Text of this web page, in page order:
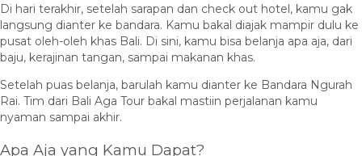
Di hari terakhir, setelah sarapan dan check out hotel, kamu gak
langsung dianter ke bandara. Kamu bakal diajak mampir dulu ke
pusat oleh-oleh khas Bali. Di sini, kamu bisa belanja apa aja, dari
baju, kerajinan tangan, sampai makanan khas.
Setelah puas belanja, barulah kamu dianter ke Bandara Ngurah
Rai. Tim dari Bali Aga Tour bakal mastiin perjalanan kamu
nyaman sampai akhir.
Apa Aja yang Kamu Dapat?